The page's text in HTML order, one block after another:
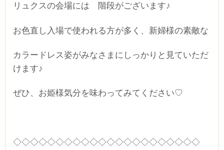
リュクスの会場には 階段がございます♪
お色直し入場で使われる方が多く、新婦様の素敵な
カラードレス姿がみなさまにしっかりと見ていただ
けます♪
ぜひ、お姫様気分を味わってみてください♡
◇◇◇◇◇◇◇◇◇◇◇◇◇◇◇◇◇◇◇◇◇◇